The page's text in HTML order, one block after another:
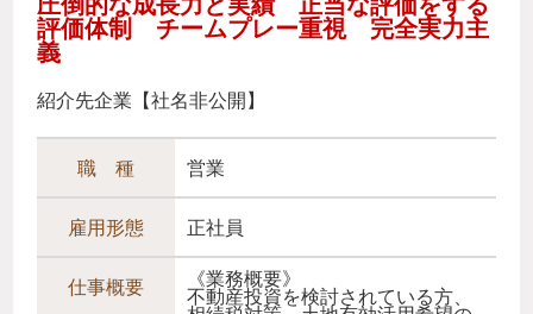
評価体制 チームプレー重視 完全実力主
義
紹介先企業【社名非公開】
職 種 営業
雇用形態 正社員
仕事概要
《業務概要》
不動産投資を検討されている方、